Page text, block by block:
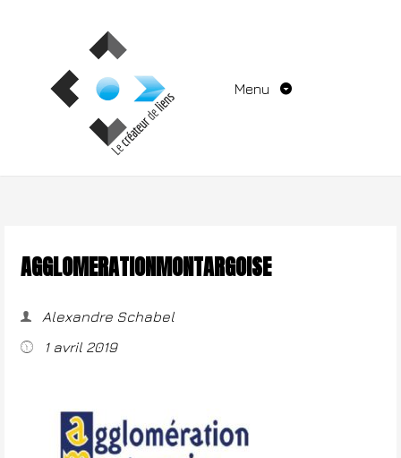
Menu
AGGLOMERATIONMONTARGOISE
Alexandre Schabel
1 avril 2019